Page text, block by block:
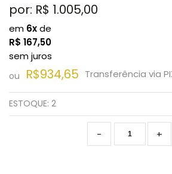
por: R$ 1.005,00
em 6xde
R$ 167,50
sem juros
ou R$934,65 Transferência via
ESTOQUE: 2
+
-